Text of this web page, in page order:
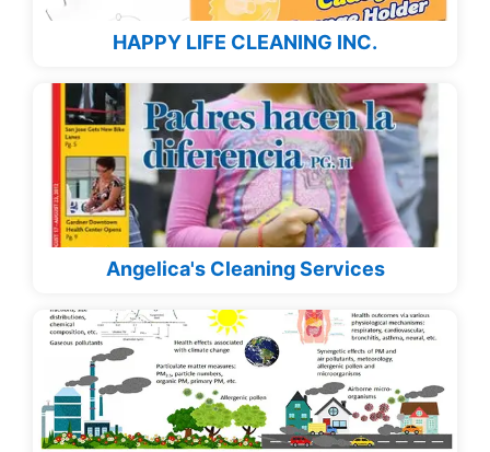
HAPPY LIFE CLEANING INC.
Angelica's Cleaning Services